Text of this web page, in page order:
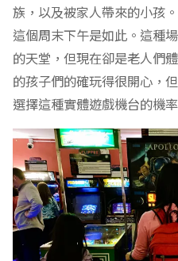
族，以及被家人帶來的小孩
這個周末下午是如此。這種
的天堂，但現在卻是老人們
的孩子們的確玩得很開心，
選擇這種實體遊戲機台的機